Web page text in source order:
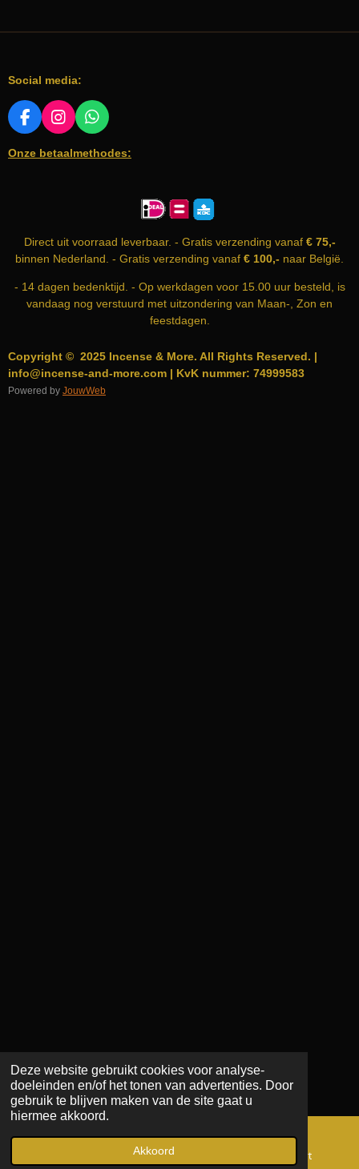
Deze website gebruikt cookies voor analyse-
doeleinden en/of het tonen van advertenties. Door
gebruik te blijven maken van de site gaat u
hiermee akkoord.
Akkoord
Social media:
F
C
I
S
M
W
A
Onze betaalmethodes:
Direct uit voorraad leverbaar. - Gratis verzending vanaf€ 75,-
binnen Nederland. - Gratis verzending vanaf € 100,- naar België.
- 14 dagen bedenktijd. - Op werkdagen voor 15.00 uur besteld, is
vandaag nog verstuurd met uitzondering van Maan-, Zon en
feestdagen.
Copyright © 2025 Incense & More. All Rights Reserved. |
info@incense-and-more.com | KvK nummer: 74999583
Powered by JouwWeb
Telefoonnummer Kaart